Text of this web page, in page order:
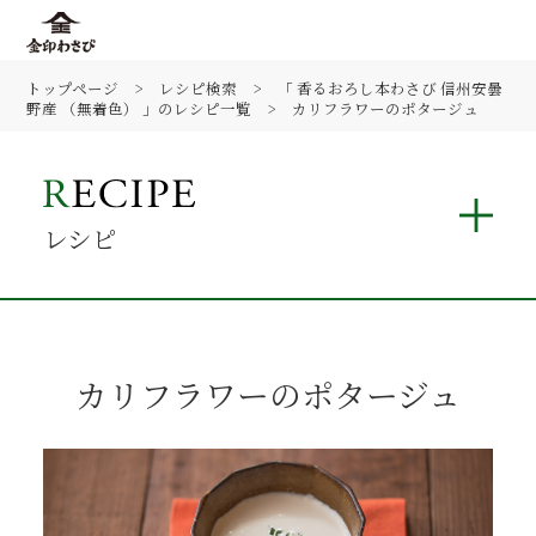
トップページ レシピ検索
「 香るおろし本わさび 信州安曇
野産 （無着色） 」のレシピ一覧
カリフラワーのポタージュ
レシピ
カリフラワーのポタージュ